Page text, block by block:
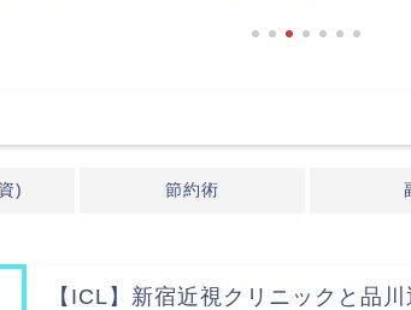
) 節約術
【ICL】新宿近視クリニックと品川